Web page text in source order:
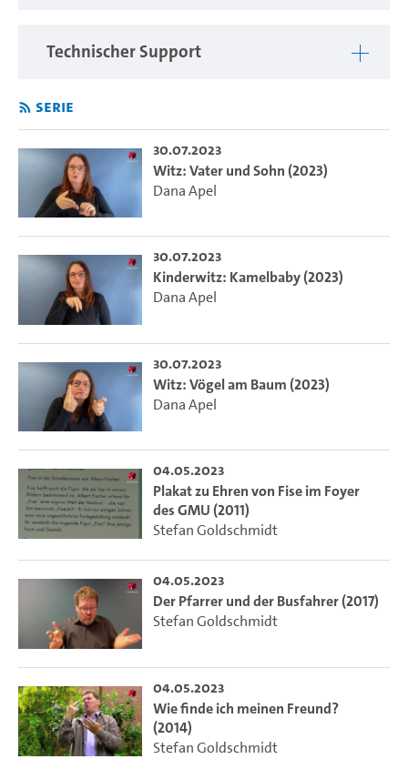
Technischer Support
Serie
30.07.2023
Witz: Vater und Sohn (2023)
Dana Apel
30.07.2023
Kinderwitz: Kamelbaby (2023)
Dana Apel
30.07.2023
Witz: Vögel am Baum (2023)
Dana Apel
04.05.2023
Plakat zu Ehren von Fise im Foyer
des GMU (2011)
Stefan Goldschmidt
04.05.2023
Der Pfarrer und der Busfahrer (2017)
Stefan Goldschmidt
04.05.2023
Wie finde ich meinen Freund?
(2014)
Stefan Goldschmidt